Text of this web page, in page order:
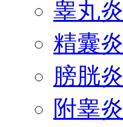
睾丸炎
精囊炎
膀胱炎
附睾炎